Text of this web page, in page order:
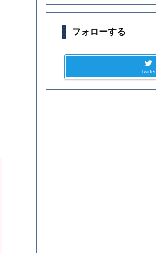
フォローする
Twitter